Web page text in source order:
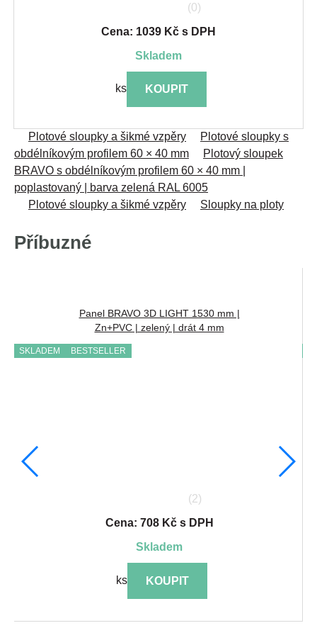
(0)
Cena: 1039 Kč s DPH
skladem
ks KOUPIT
Plotové sloupky a šikmé vzpěry
Plotové sloupky s
obdélníkovým profilem 60 × 40 mm
Plotový sloupek
BRAVO s obdélníkovým profilem 60 × 40 mm |
poplastovaný | barva zelená RAL 6005
Plotové sloupky a šikmé vzpěry
Sloupky na ploty
Příbuzné
Panel BRAVO 3D LIGHT 1530 mm |
Zn+PVC | zelený | drát 4 mm
SKLADEM BESTSELLER
(2)
Cena: 708 Kč s DPH
skladem
ks KOUPIT